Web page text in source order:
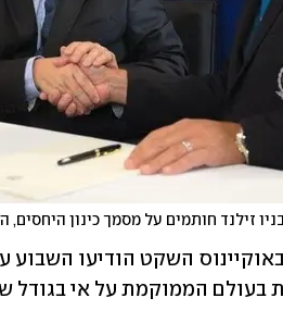
זילנד חותמים על מסמך כינון היחסים,